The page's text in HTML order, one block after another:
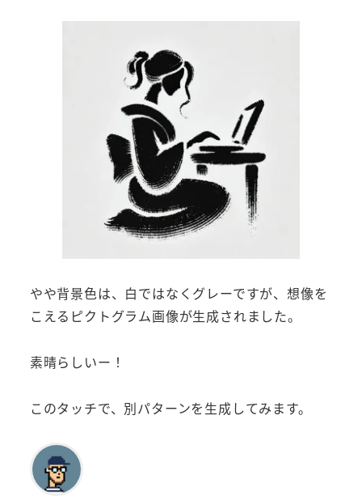
やや背景色は、白ではなくグレーですが、想像を
こえるピクトグラム画像が生成されました。
素晴らしいー！
このタッチで、別パターンを生成してみます。